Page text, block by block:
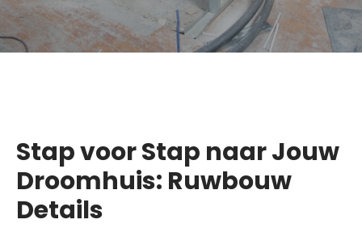
Stap voor Stap naar Jouw
Droomhuis: Ruwbouw
Details